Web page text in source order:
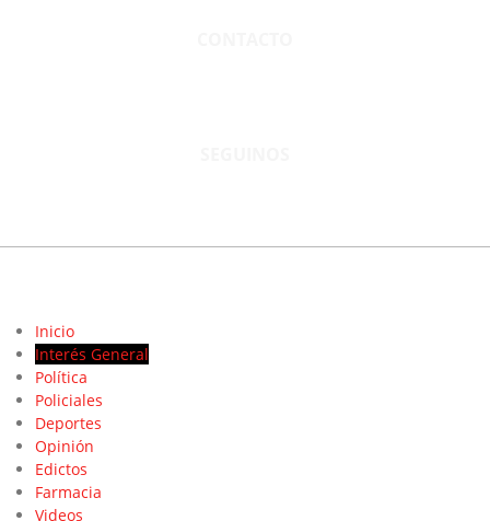
Inicio
Interés General
Política
Policiales
Deportes
Opinión
Edictos
Farmacia
Videos